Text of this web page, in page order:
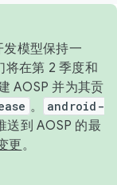
模型保持一
将在第 2 季度和
AOSP 并为其贡
。
android-
送到 AOSP 的最
更。